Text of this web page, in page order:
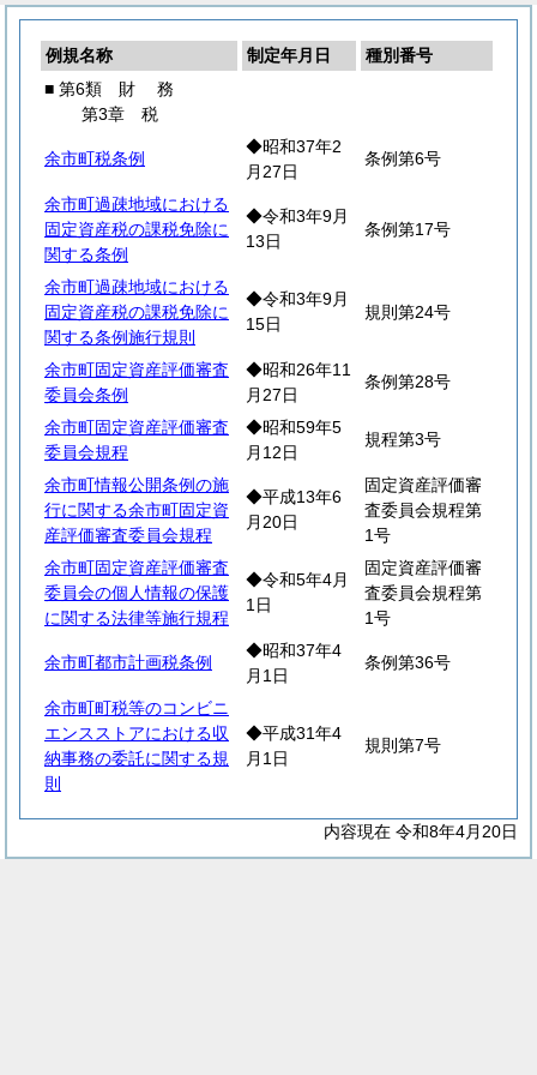
例規名称 制定年月日
種別番号
■ 第6類 財 務
第3章 税
余市町税条例
◆昭和37年2
月27日
条例第6号
余市町過疎地域における
固定資産税の課税免除に
関する条例
◆令和3年9月
13日
条例第17号
余市町過疎地域における
固定資産税の課税免除に
関する条例施行規則
◆令和3年9月
15日
規則第24号
余市町固定資産評価審査
委員会条例
◆昭和26年11
月27日
条例第28号
余市町固定資産評価審査
委員会規程
◆昭和59年5
月12日
規程第3号
余市町情報公開条例の施
行に関する余市町固定資
産評価審査委員会規程
◆平成13年6
月20日
固定資産評価審
査委員会規程第
1号
余市町固定資産評価審査
委員会の個人情報の保護
に関する法律等施行規程
◆令和5年4月
1日
固定資産評価審
査委員会規程第
1号
余市町都市計画税条例
◆昭和37年4
月1日
条例第36号
余市町町税等のコンビニ
エンスストアにおける収
納事務の委託に関する規
則
◆平成31年4
月1日
規則第7号
内容現在 令和8年4月20日